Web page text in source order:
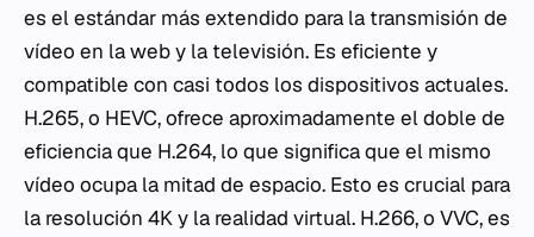
es el estándar más extendido para la transmisión de
vídeo en la web y la televisión. Es eficiente y
compatible con casi todos los dispositivos actuales.
H.265, o HEVC, ofrece aproximadamente el doble de
eficiencia que H.264, lo que significa que el mismo
vídeo ocupa la mitad de espacio. Esto es crucial para
la resolución 4K y la realidad virtual. H.266, o VVC, es